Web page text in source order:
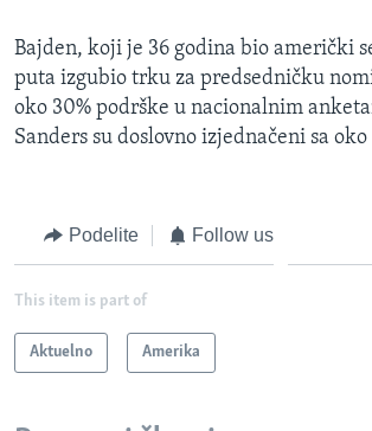
Bajden, koji je 36 godina bio američki
puta izgubio trku za predsedničku
oko 30% podrške u nacionalnim
Sanders su doslovno izjednačeni sa oko
Podelite Follow us
This item is part of
Aktuelno Amerika